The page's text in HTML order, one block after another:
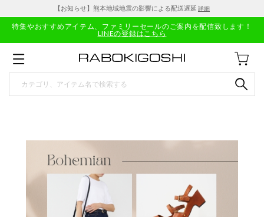
【お知らせ】熊本地域地震の影響による配送遅延 詳細
特集やおすすめアイテム、ファミリーセールのご案内を配信致します！
LINEの登録はこちら